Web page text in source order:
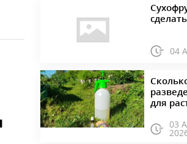
04
для
03